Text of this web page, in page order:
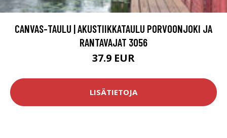
CANVAS-TAULU | AKUSTIIKKATAULU PORVOONJOKI JA
RANTAVAJAT 3056
37.9 EUR
LISÄTIETOJA